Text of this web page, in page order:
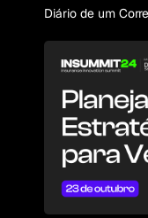
Diário de um